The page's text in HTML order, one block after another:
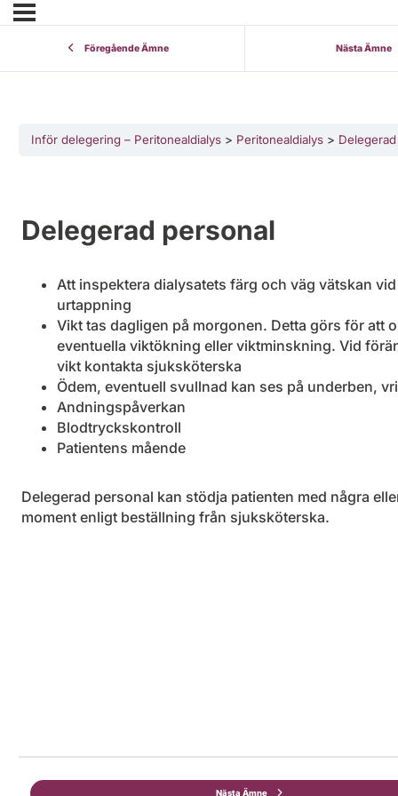
Föregående Ämne Nästa Ämne
Inför delegering – Peritonealdialys Peritonealdialys
Delegerad personal
Att inspektera dialysatets färg och väg vätskan vid
urtappning
Vikt tas dagligen på morgonen. Detta görs för att
eventuella viktökning eller viktminskning. Vid
vikt kontakta sjuksköterska
Ödem, eventuell svullnad kan ses på underben,
Andningspåverkan
Blodtryckskontroll
Patientens mående
Delegerad personal kan stödja patienten med några
moment enligt beställning från sjuksköterska.
Nästa Ämne